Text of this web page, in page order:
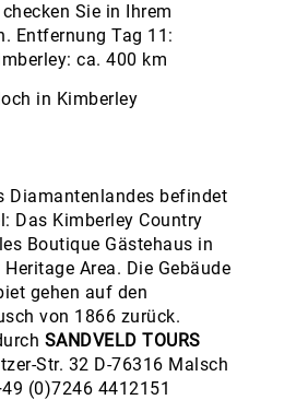
Sie in Ihrem
Entfernung Tag 11:
ca. 400 km
Diamantenlandes befindet
Das Kimberley Country
Boutique Gästehaus in
Area. Die Gebäude
gehen auf den
von 1866 zurück.
SANDVELD TOURS
Str. 32 D-76316 Malsch
(0)7246 4412151